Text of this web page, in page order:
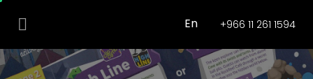
+966 11 261 1594
En